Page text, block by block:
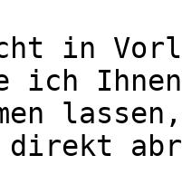
in
ich
direkt